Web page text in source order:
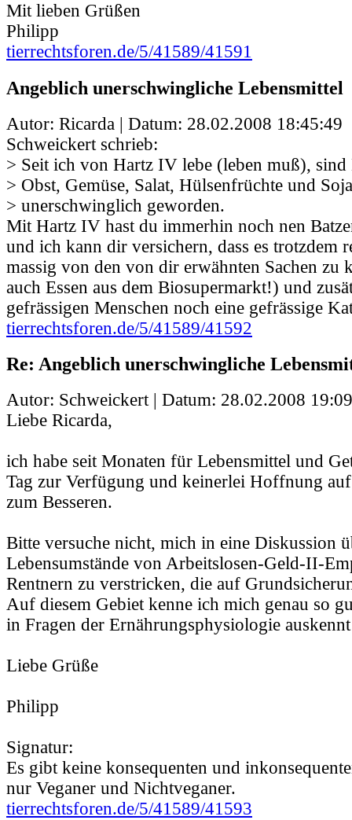
Mit lieben Grüßen
Philipp
tierrechtsforen.de/5/41589/41591
Angeblich unerschwingliche Lebensmittel
Autor: Ricarda | Datum: 28.02.2008 18:45:49
Schweickert schrieb:
> Seit ich von Hartz IV lebe (leben muß), sind
> Obst, Gemüse, Salat, Hülsenfrüchte und
> unerschwinglich geworden.
Mit Hartz IV hast du immerhin noch nen
und ich kann dir versichern, dass es trotzdem
massig von den von dir erwähnten Sachen zu
auch Essen aus dem Biosupermarkt!) und
gefrässigen Menschen noch eine gefrässige
tierrechtsforen.de/5/41589/41592
Re: Angeblich unerschwingliche
Autor: Schweickert | Datum: 28.02.2008
Liebe Ricarda,
ich habe seit Monaten für Lebensmittel und
Tag zur Verfügung und keinerlei Hoffnung
zum Besseren.
Bitte versuche nicht, mich in eine Diskussion
Lebensumstände von Arbeitslosen-Geld-II-
Rentnern zu verstricken, die auf
Auf diesem Gebiet kenne ich mich genau so
in Fragen der Ernährungsphysiologie
Liebe Grüße
Philipp
Signatur:
Es gibt keine konsequenten und
nur Veganer und Nichtveganer.
tierrechtsforen.de/5/41589/41593